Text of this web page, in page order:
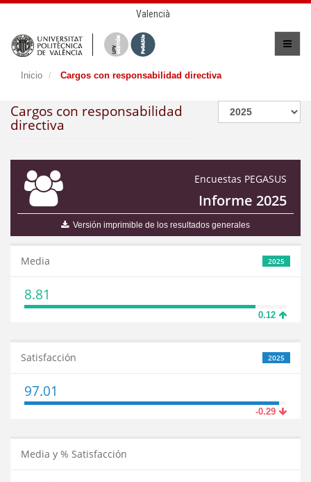
Valencià
Inicio Cargos con responsabilidad directiva
Cargos con responsabilidad
directiva
Encuestas PEGASUS
Informe 2025
Versión imprimible de los resultados generales
2025
Media
8.81
0.12
2025
Satisfacción
97.01
-0.29
Media y % Satisfacción